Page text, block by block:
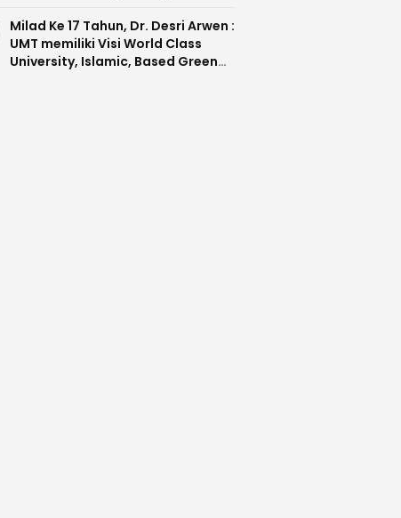
Milad Ke 17 Tahun, Dr. Desri Arwen :
UMT memiliki Visi World Class
University, Islamic, Based Green